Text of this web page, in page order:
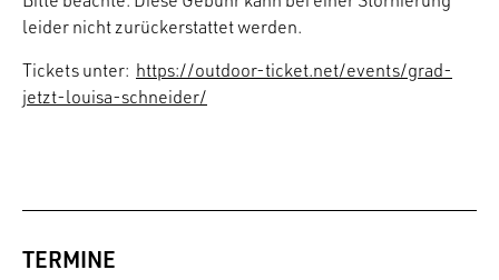
leider nicht zurückerstattet werden.
Tickets unter: https://outdoor-ticket.net/events/grad-
jetzt-louisa-schneider/
TERMINE